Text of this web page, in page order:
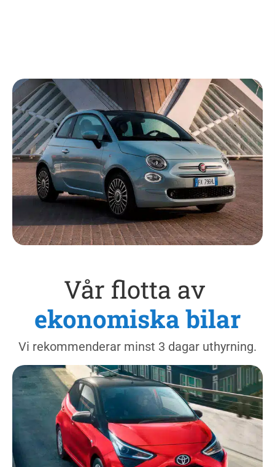
Vår flotta av
ekonomiska bilar
Vi rekommenderar minst 3 dagar uthyrning.